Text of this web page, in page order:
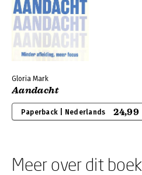
Gloria Mark
Aandacht
Paperback | Nederlands 24,99
Meer over dit boek